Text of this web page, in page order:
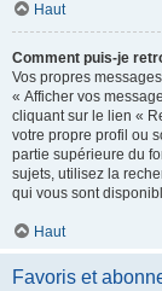
Haut
Comment puis-je
Vos propres
« Afficher vos
cliquant sur le lien «
votre propre profil ou
partie supérieure du
sujets, utilisez la
qui vous sont
Haut
Favoris et